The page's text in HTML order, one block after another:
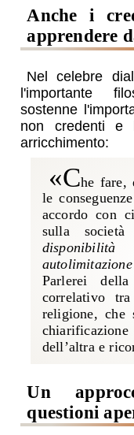
anche i credenti possono e devono
apprendere
Nel celebre
l'importante
sostenne
non credenti e
arricchimento:
«Che fare,
le
accordo con
sulla società
Parlerei
correlativo
religione, che
dell’altra e
Un approccio spregiudicato alle
questioni